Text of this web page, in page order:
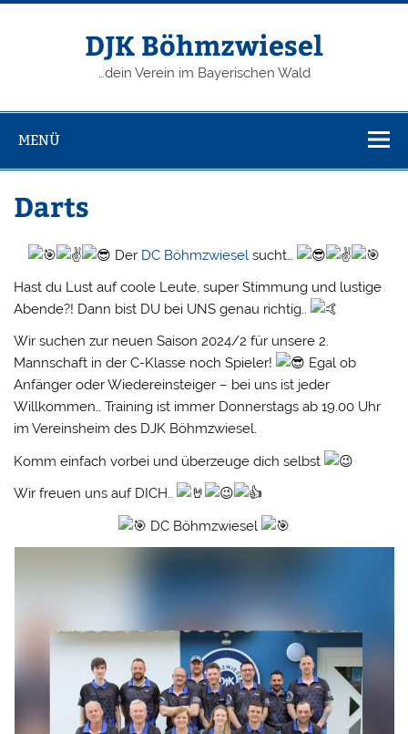
Zum
DJK Böhmzwiesel
…dein Verein im Bayerischen Wald
MENÜ
Darts
Der DC Böhmzwiesel sucht…
Hast du Lust auf coole Leute, super Stimmung und lustige
Abende?! Dann bist DU bei UNS genau richtig..
Wir suchen zur neuen Saison 2024/2 für unsere 2.
Mannschaft in der C-Klasse noch Spieler!
Egal ob
Anfänger oder Wiedereinsteiger – bei uns ist jeder
Willkommen.. Training ist immer Donnerstags ab 19.00 Uhr
im Vereinsheim des DJK Böhmzwiesel.
Kommeinfach vorbei und überzeuge dich selbst
Wir freuen uns auf DICH..
DC Böhmzwiesel